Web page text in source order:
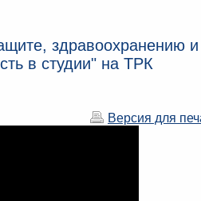
ГС РК
нормативных правовых и иных
Фотогалерея
Аккредитация
здравоохранению и
в студии" на ТРК
Версия для